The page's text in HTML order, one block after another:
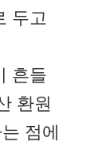
두고
흔들
환원
점에